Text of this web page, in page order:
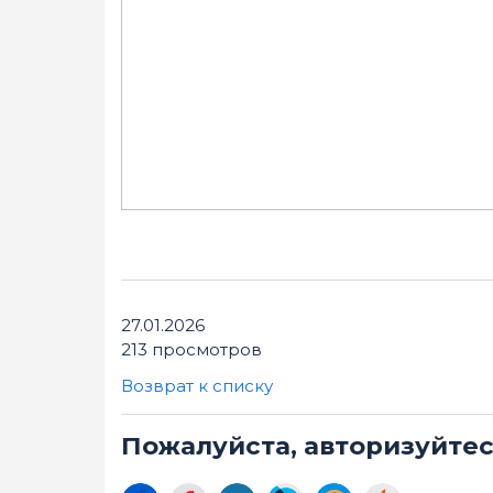
27.01.2026
213 просмотров
Возврат к списку
Пожалуйста,